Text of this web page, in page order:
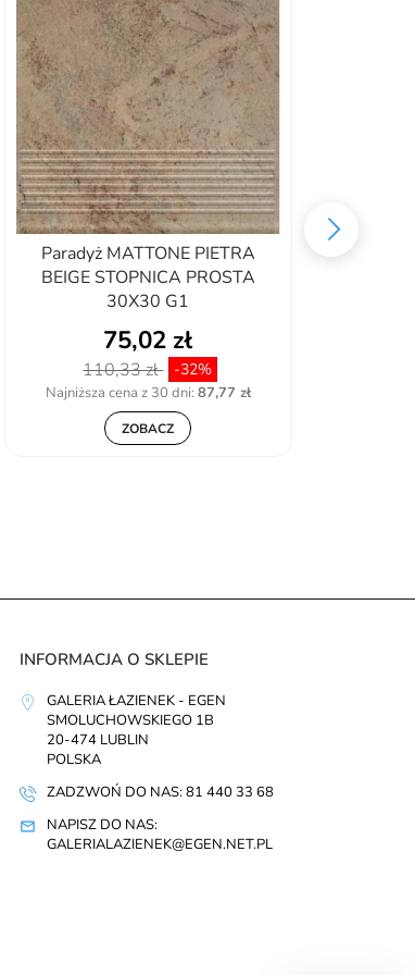
Paradyż MATTONE PIETRA
BEIGE STOPNICA PROSTA
30X30 G1
75,02 zł
110,33 zł -32%
Najniższa cena z 30 dni: 87,77 zł
ZOBACZ
INFORMACJA O SKLEPIE
GALERIA ŁAZIENEK - EGEN
SMOLUCHOWSKIEGO 1B
20-474 LUBLIN
POLSKA
ZADZWOŃ DO NAS: 81 440 33 68
NAPISZ DO NAS:
GALERIALAZIENEK@EGEN.NET.PL